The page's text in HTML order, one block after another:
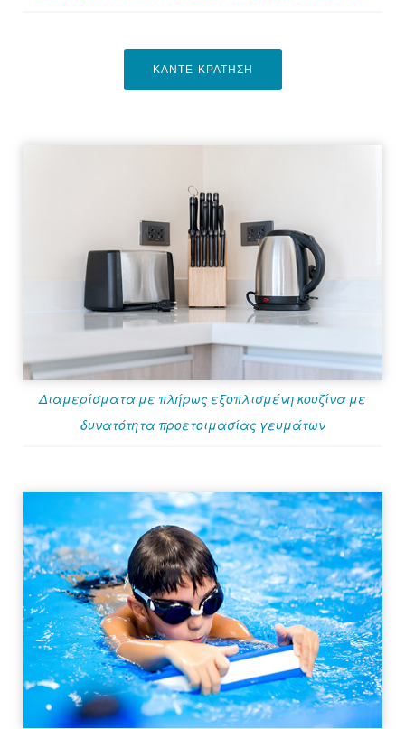
ΚΑΝΤΕ ΚΡΑΤΗΣΗ
Διαμερίσματα με πλήρως εξοπλισμένη κουζίνα με
δυνατότητα προετοιμασίας γευμάτων